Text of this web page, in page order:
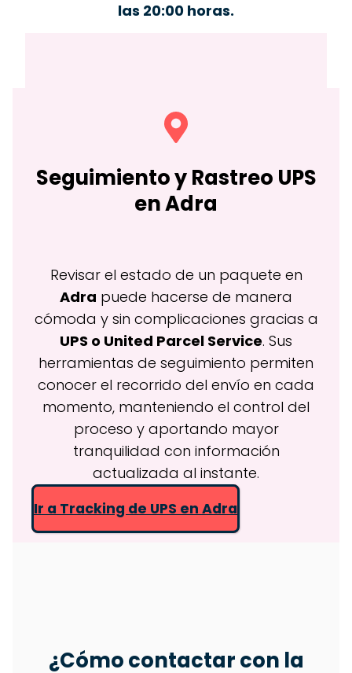
las 20:00 horas.
Seguimiento y Rastreo UPS
en Adra
Revisar el estado de un paquete en
Adra puede hacerse de manera
cómoda y sin complicaciones gracias a
UPS o United Parcel Service. Sus
herramientas de seguimiento permiten
conocer el recorrido del envío en cada
momento, manteniendo el control del
proceso y aportando mayor
tranquilidad con información
actualizada al instante.
Ir a Tracking de UPS en Adra
¿Cómo contactar con la